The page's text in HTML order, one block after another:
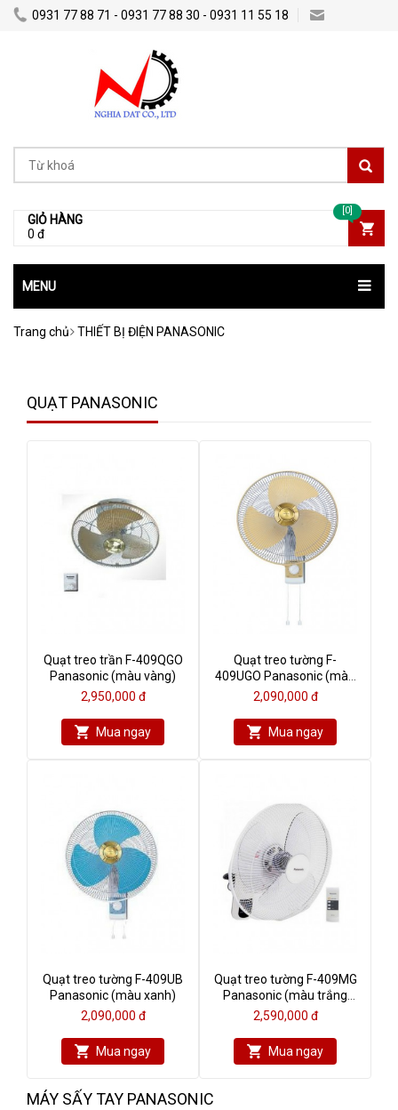
0931 77 88 71 - 0931 77 88 30 - 0931 11 55 18
GIỎ HÀNG
0 đ
[0]
MENU
Trang chủ THIẾT BỊ ĐIỆN PANASONIC
QUẠT PANASONIC
Quạt treo trần F-409QGO
Panasonic (màu vàng)
2,950,000 đ
Mua ngay
Quạt treo tường F-
409UGO Panasonic (màu
vàng kim)
2,090,000 đ
Mua ngay
Quạt treo tường F-409UB
Panasonic (màu xanh)
2,090,000 đ
Mua ngay
Quạt treo tường F-409MG
Panasonic (màu trắng
ngà)
2,590,000 đ
Mua ngay
MÁY SẤY TAY PANASONIC